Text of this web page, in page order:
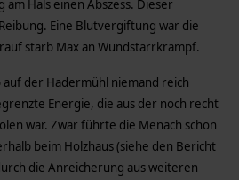
Hals einen Abszess. Dieser
Eine Blutvergiftung war die
starb Max an Wundstarrkrampf.
der Hadermühl niemand reich
Energie, die aus der noch recht
war. Zwar führte die Menach schon
beim Holzhaus (siehe den Bericht
die Anreicherung aus weiteren